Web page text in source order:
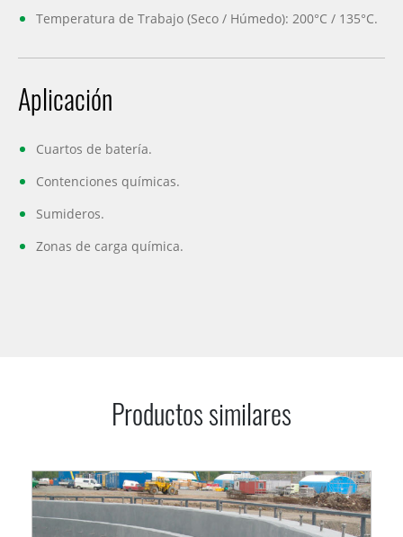
Temperatura de Trabajo (Seco / Húmedo): 200°C / 135°C.
Aplicación
Cuartos de batería.
Contenciones químicas.
Sumideros.
Zonas de carga química.
Productos similares